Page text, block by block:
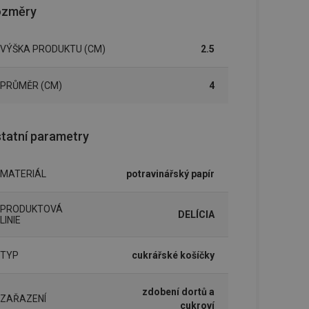
VÝŠKA PRODUKTU (CM) 2.5
PRŮMĚR (CM) 4
parametry
MATERIÁL potravinářský papír
PRODUKTOVÁ
LINIE
DELÍCIA
TYP cukrářské košíčky
ZAŘAZENÍ
zdobení dortů a
cukroví